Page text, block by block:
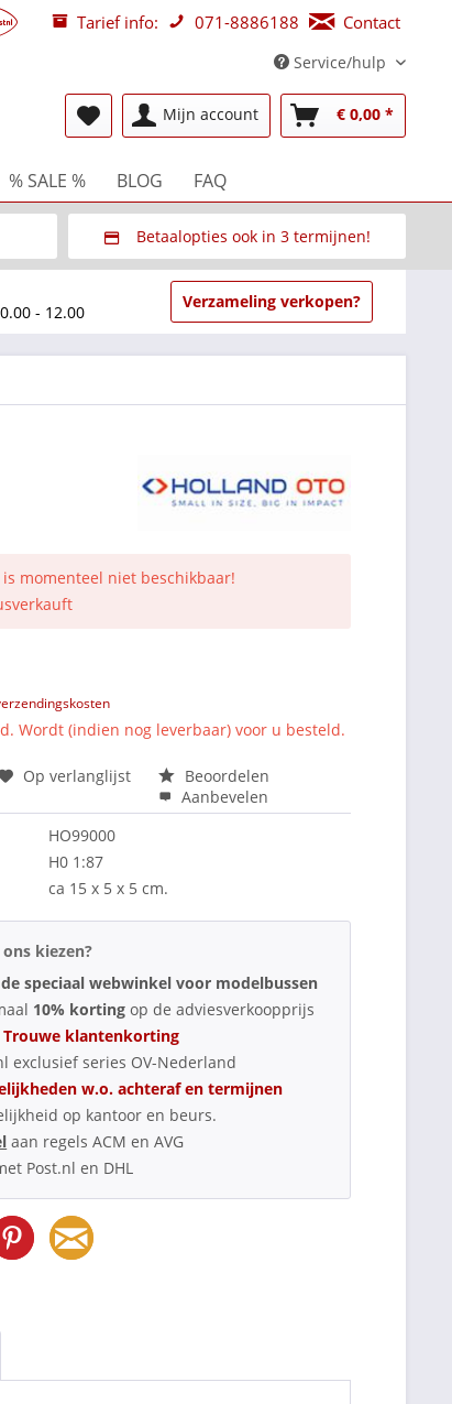
Tarief info: 071-8886188 Contact
Service/hulp
Mijn account € 0,00 *
% SALE % BLOG FAQ
Betaalopties ook in 3 termijnen!
Via Multisafepay (veilig via SSL)
- 12.00
Verzameling verkopen?
momenteel niet beschikbaar!
Wordt (indien nog leverbaar) voor u besteld.
Op verlanglijst
Beoordelen
Aanbevelen
HO99000
H0 1:87
ca 15 x 5 x 5 cm.
kiezen?
de speciaal webwinkel voor modelbussen
10% kortingop de adviesverkoopprijs
Trouwe klantenkorting
exclusief series OV-Nederland
w.o. achteraf en termijnen
op kantoor en beurs.
aan regels ACM en AVG
Post.nl en DHL